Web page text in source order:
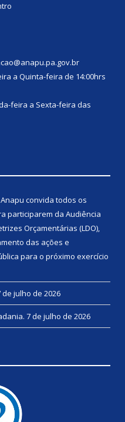
a Quinta-feira de 14:00hrs
feira a Sexta-feira das
convida todos os
participarem da Audiência
Orçamentárias (LDO),
das ações e
para o próximo exercício
de julho de 2026
7 de julho de 2026